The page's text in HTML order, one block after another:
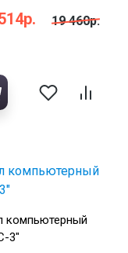
19 460р.
компьютерный
3"